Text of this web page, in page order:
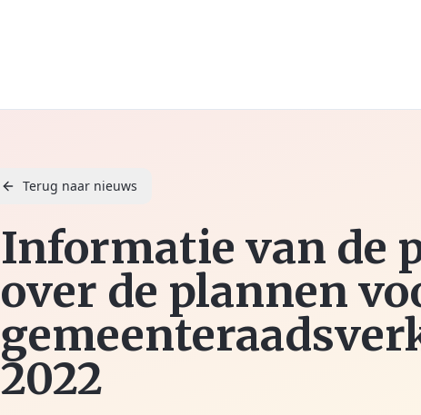
Terug naar nieuws
Informatie van de
over de plannen
2022